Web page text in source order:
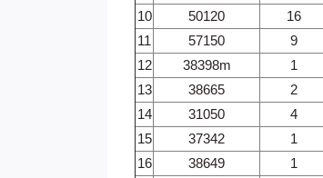
10
50120
16
11
57150
9
12
38398m
1
13
38665
2
14
31050
4
15
37342
1
16
38649
1